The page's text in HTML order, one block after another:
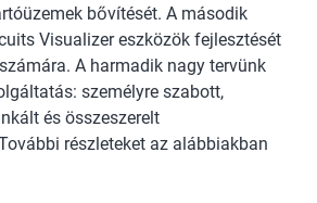
bővítését. A második
Visualizer eszközök fejlesztését
A harmadik nagy tervünk
személyre szabott,
és összeszerelt
részleteket az alábbiakban